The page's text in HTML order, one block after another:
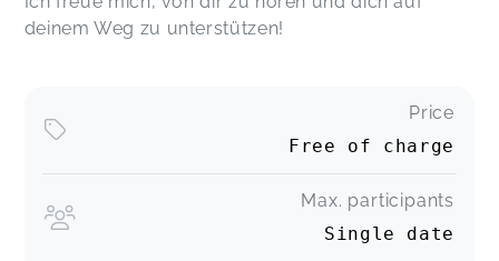
deinem Weg zu unterstützen!
Price
Free of charge
Max. participants
Single date